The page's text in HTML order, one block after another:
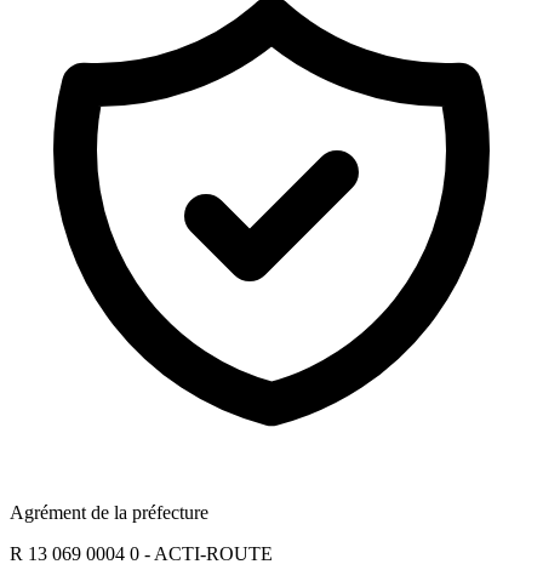
Agrément de la préfecture
R 13 069 0004 0 - ACTI-ROUTE